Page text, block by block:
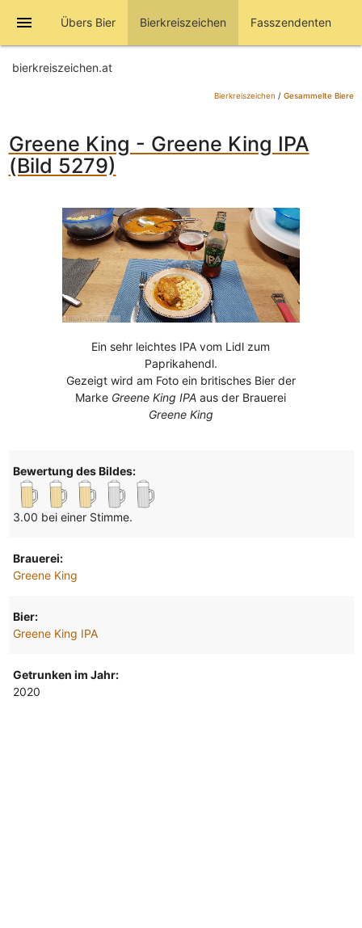
menu Übers Bier Bierkreiszeichen Fasszendenten
bierkreiszeichen.at
Bierkreiszeichen / Gesammelte Biere
Greene King - Greene King IPA
(Bild 5279)
Ein sehr leichtes IPA vom Lidl zum
Paprikahendl.
Gezeigt wird am Foto ein britisches Bier der
Marke Greene King IPA aus der Brauerei
Greene King
Bewertung des Bildes:
3.00 bei einer Stimme.
Brauerei:
Greene King
Bier:
Greene King IPA
Getrunken im Jahr:
2020